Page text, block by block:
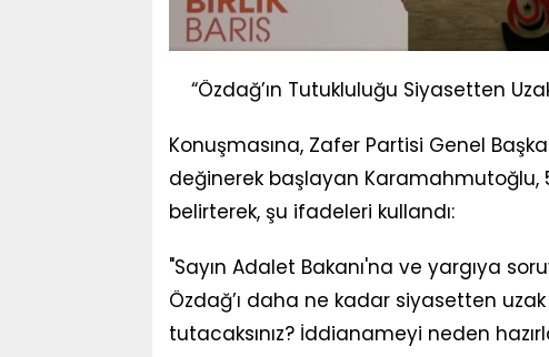
“Özdağ’ın Tutukluluğu Siyasetten
Konuşmasına, Zafer Partisi Genel
değinerek başlayan Karamahmutoğlu,
belirterek, şu ifadeleri kullandı:
"Sayın Adalet Bakanı'na ve yargıya
Özdağ’ı daha ne kadar siyasetten
tutacaksınız? İddianameyi neden